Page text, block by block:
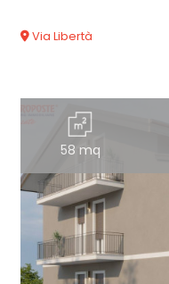
Via Libertà
58 mq